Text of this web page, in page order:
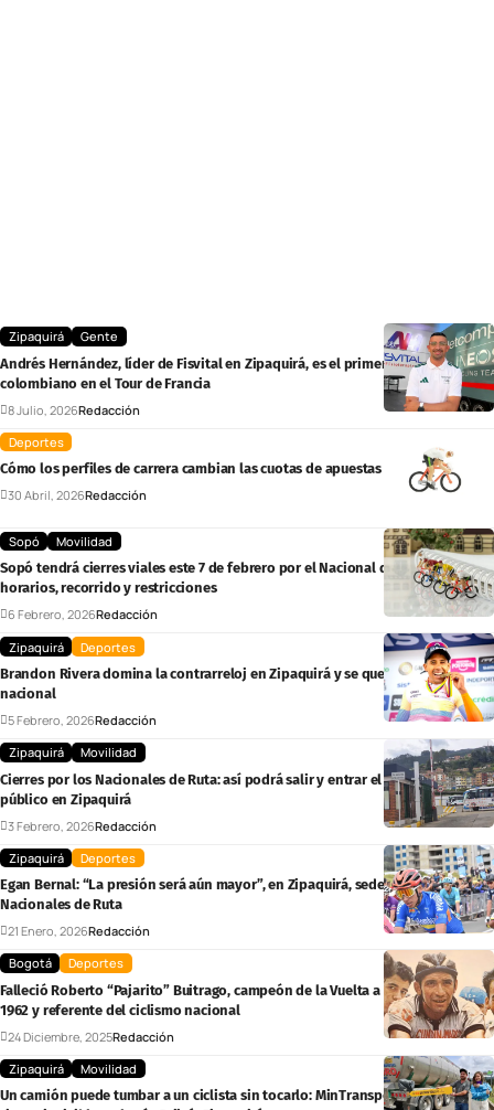
Zipaquirá
Gente
Andrés Hernández, líder de Fisvital en Zipaquirá, es el primer fisioterapeuta
colombiano en el Tour de Francia
8 Julio, 2026Redacción
Deportes
Cómo los perfiles de carrera cambian las cuotas de apuestas en ciclismo
30 Abril, 2026Redacción
Sopó
Movilidad
Sopó tendrá cierres viales este 7 de febrero por el Nacional de Ruta 2026:
horarios, recorrido y restricciones
6 Febrero, 2026Redacción
Zipaquirá
Deportes
Brandon Rivera domina la contrarreloj en Zipaquirá y se queda con el oro
nacional
5 Febrero, 2026Redacción
Zipaquirá
Movilidad
Cierres por los Nacionales de Ruta: así podrá salir y entrar el transporte
público en Zipaquirá
3 Febrero, 2026Redacción
Zipaquirá
Deportes
Egan Bernal: “La presión será aún mayor”, en Zipaquirá, sede de los
Nacionales de Ruta
21 Enero, 2026Redacción
Bogotá
Deportes
Falleció Roberto “Pajarito” Buitrago, campeón de la Vuelta a Colombia en
1962 y referente del ciclismo nacional
24 Diciembre, 2025Redacción
Zipaquirá
Movilidad
Un camión puede tumbar a un ciclista sin tocarlo: MinTransporte explica el